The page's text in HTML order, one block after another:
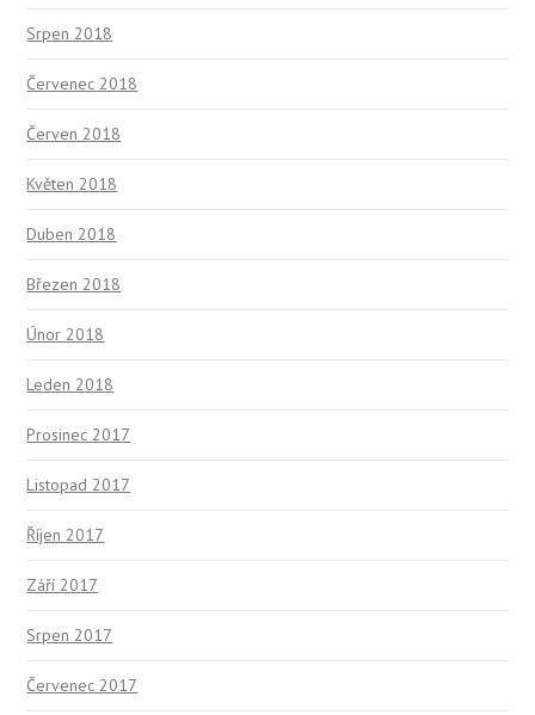
Srpen 2018
Červenec 2018
Červen 2018
Květen 2018
Duben 2018
Březen 2018
Únor 2018
Leden 2018
Prosinec 2017
Listopad 2017
Říjen 2017
Září 2017
Srpen 2017
Červenec 2017